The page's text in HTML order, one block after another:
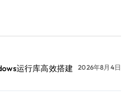
运行库高效搭建
2026年8月4日